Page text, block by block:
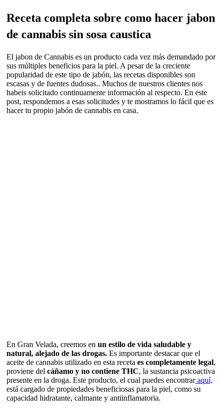
Receta completa sobre como hacer jabon
de cannabis sin sosa caustica
El jabon de Cannabis es un producto cada vez más demandado por
sus múltiples beneficios para la piel. A pesar de la creciente
popularidad de este tipo de jabón, las recetas disponibles son
escasas y de fuentes dudosas.. Muchos de nuestros clientes nos
habeis solicitado continuamente información al respecto. En este
post, respondemos a esas solicitudes y te mostramos lo fácil que es
hacer tu propio jabón de cannabis en casa.
En Gran Velada, creemos en un estilo de vida saludable y
natural, alejado de las drogas. Es importante destacar que el
aceite de cannabis utilizado en esta receta es completamente legal,
proviene del cáñamo y no contiene THC, la sustancia psicoactiva
presente en la droga. Este producto, el cual puedes encontraraquí,
está cargado de propiedades beneficiosas para la piel, como su
capacidad hidratante, calmante y antiinflamatoria.